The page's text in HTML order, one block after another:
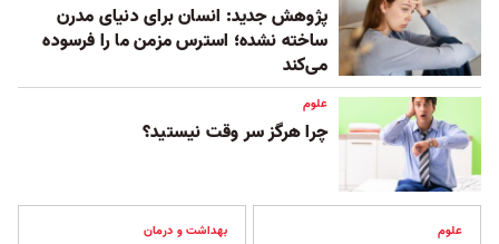
پژوهش جدید: انسان برای دنیای مدرن
ساخته نشده؛ استرس مزمن ما را فرسوده
می‌کند
علوم
چرا هرگز سر وقت نیستید؟
علوم بهداشت و درمان